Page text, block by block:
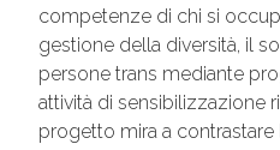
competenze di chi si
gestione della diversità, il
persone trans mediante
attività di sensibilizzazione
progetto mira a